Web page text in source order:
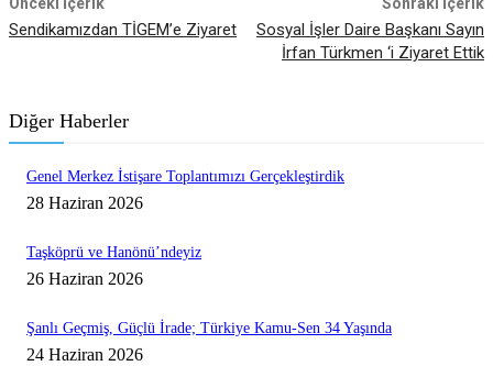
Sendikamızdan TİGEM’e Ziyaret
Sosyal İşler Daire Başkanı Sayın
İrfan Türkmen ‘i Ziyaret Ettik
Diğer Haberler
Genel Merkez İstişare Toplantımızı Gerçekleştirdik
28 Haziran 2026
Taşköprü ve Hanönü’ndeyiz
26 Haziran 2026
Şanlı Geçmiş, Güçlü İrade; Türkiye Kamu-Sen 34 Yaşında
24 Haziran 2026